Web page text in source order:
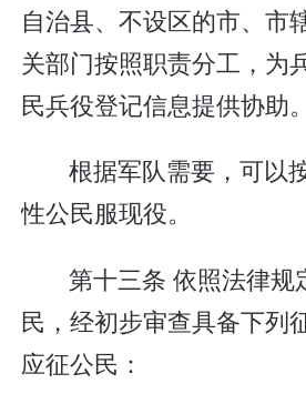
自治县、不设区的市、市
关部门按照职责分工，为
民兵役登记信息提供协助。
根据军队需要，可以
性公民服现役。
第十三条 依照法律规
民，经初步审查具备下列
应征公民：